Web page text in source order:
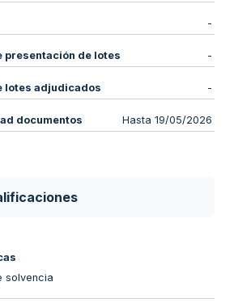
-
presentación de lotes -
lotes adjudicados -
documentos Hasta 19/05/2026
solvencia